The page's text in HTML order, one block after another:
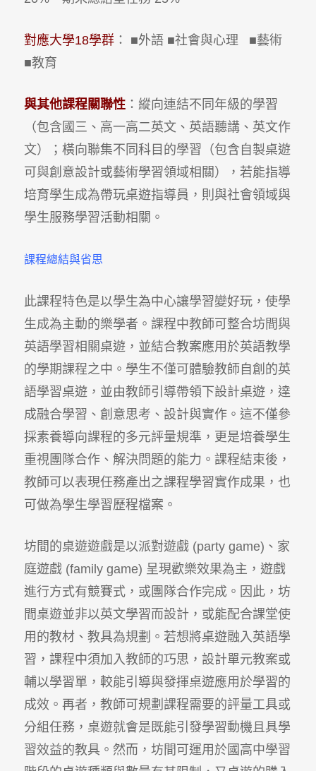
對應大學18學群： ■外語 ■社會與心理 ■藝術
■教育
與其他課程關聯性：縱向連結不同年級的學習
（包含國三、高一高二英文、英語聽講、英文作
文）；橫向聯集不同科目的學習（包含自製桌遊
可與創意設計或藝術學習領域相關），若能指導
培育學生成為帶玩桌遊指導員，則與社會領域與
學生服務學習活動相關。
課程總結與省思
此課程特色是以學生為中心讓學習變好玩，使學
生成為主動的樂學者。課程中教師可整合坊間與
英語學習相關桌遊，並結合教案應用於英語教學
的學期課程之中。學生不僅可體驗教師自創的英
語學習桌遊，並由教師引導帶領下設計桌遊，達
成融合學習、創意思考、設計與實作。這不僅參
採素養導向課程的多元評量規準，更是培養學生
重視團隊合作、解決問題的能力。課程結束後，
教師可以表現任務產出之課程學習實作成果，也
可做為學生學習歷程檔案。
坊間的桌遊遊戲是以派對遊戲 (party game)、家
庭遊戲 (family game) 呈現歡樂效果為主，遊戲
進行方式有競賽式，或團隊合作完成。因此，坊
間桌遊並非以英文學習而設計，或能配合課堂使
用的教材、教具為規劃。若想將桌遊融入英語學
習，課程中須加入教師的巧思，設計單元教案或
輔以學習單，較能引導與發揮桌遊應用於學習的
成效。再者，教師可規劃課程需要的評量工具或
分組任務，桌遊就會是既能引發學習動機且具學
習效益的教具。然而，坊間可運用於國高中學習